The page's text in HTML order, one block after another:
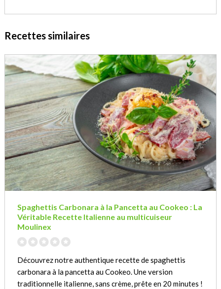
Recettes similaires
Spaghettis Carbonara à la Pancetta au Cookeo : La
Véritable Recette Italienne au multicuiseur
Moulinex
Découvrez notre authentique recette de spaghettis
carbonara à la pancetta au Cookeo. Une version
traditionnelle italienne, sans crème, prête en 20 minutes !